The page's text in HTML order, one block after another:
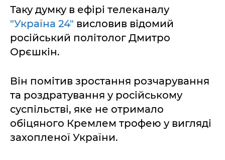
Таку думку в ефірі телеканалу
"Україна 24" висловив відомий
російський політолог Дмитро
Орєшкін.
Він помітив зростання розчарування
та роздратування у російському
суспільстві, яке не отримало
обіцяного Кремлем трофею у вигляді
захопленої України.